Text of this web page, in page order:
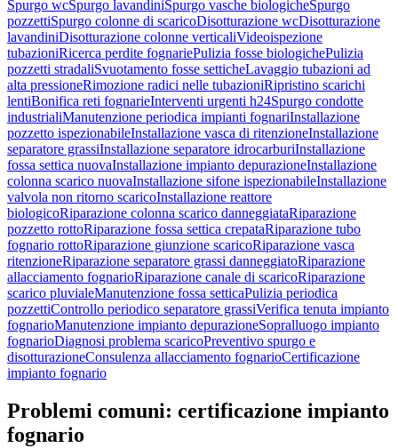
Spurgo wcSpurgo lavandiniSpurgo vasche biologicheSpurgo
pozzettiSpurgo colonne di scaricoDisotturazione wcDisotturazione
lavandiniDisotturazione colonne verticaliVideoispezione
tubazioniRicerca perdite fognariePulizia fosse biologichePulizia
pozzetti stradaliSvuotamento fosse setticheLavaggio tubazioni ad
alta pressioneRimozione radici nelle tubazioniRipristino scarichi
lentiBonifica reti fognarieInterventi urgenti h24Spurgo condotte
industrialiManutenzione periodica impianti fognariInstallazione
pozzetto ispezionabileInstallazione vasca di ritenzioneInstallazione
separatore grassiInstallazione separatore idrocarburiInstallazione
fossa settica nuovaInstallazione impianto depurazioneInstallazione
colonna scarico nuovaInstallazione sifone ispezionabileInstallazione
valvola non ritorno scaricoInstallazione reattore
biologicoRiparazione colonna scarico danneggiataRiparazione
pozzetto rottoRiparazione fossa settica crepataRiparazione tubo
fognario rottoRiparazione giunzione scaricoRiparazione vasca
ritenzioneRiparazione separatore grassi danneggiatoRiparazione
allacciamento fognarioRiparazione canale di scaricoRiparazione
scarico pluvialeManutenzione fossa setticaPulizia periodica
pozzettiControllo periodico separatore grassiVerifica tenuta impianto
fognarioManutenzione impianto depurazioneSopralluogo impianto
fognarioDiagnosi problema scaricoPreventivo spurgo e
disotturazioneConsulenza allacciamento fognarioCertificazione
impianto fognario
Problemi comuni: certificazione impianto
fognario